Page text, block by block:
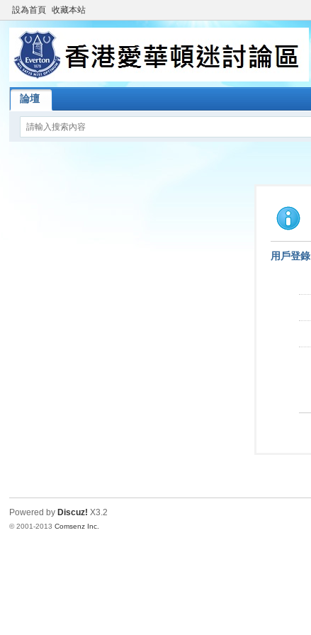
設為首頁 收藏本站
論壇
用戶登錄
Powered by Discuz! X3.2
© 2001-2013Comsenz Inc.